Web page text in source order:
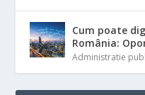
Cum poate
România:
Administratie